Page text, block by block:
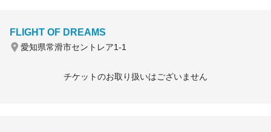
FLIGHT OF DREAMS
愛知県常滑市セントレア1-1
チケットのお取り扱いはございません